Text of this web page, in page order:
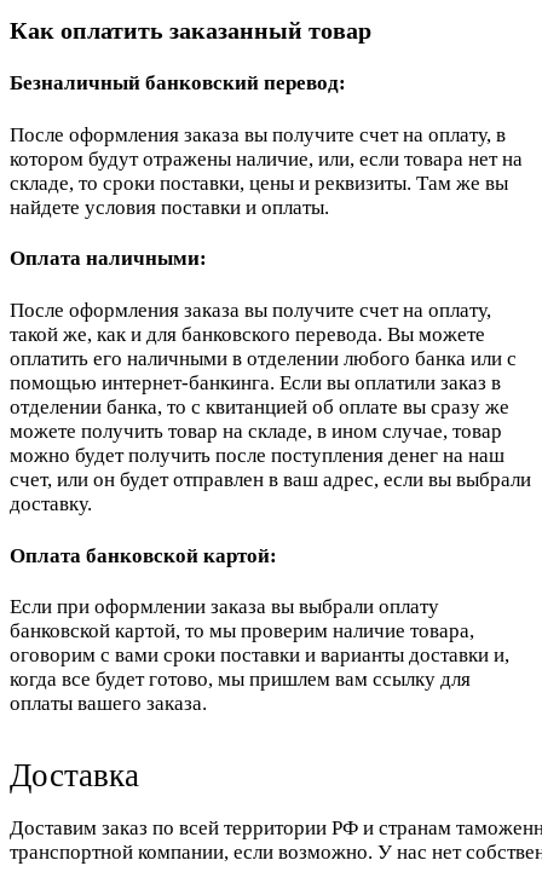
Как оплатить заказанный товар
Безналичный банковский перевод:
После оформления заказа вы получите счет на оплату, в
котором будут отражены наличие, или, если товара нет на
складе, то сроки поставки, цены и реквизиты. Там же вы
найдете условия поставки и оплаты.
Оплата наличными:
После оформления заказа вы получите счет на оплату,
такой же, как и для банковского перевода. Вы можете
оплатить его наличными в отделении любого банка или с
помощью интернет-банкинга. Если вы оплатили заказ в
отделении банка, то с квитанцией об оплате вы сразу же
можете получить товар на складе, в ином случае, товар
можно будет получить после поступления денег на наш
счет, или он будет отправлен в ваш адрес, если вы выбрали
доставку.
Оплата банковской картой:
Если при оформлении заказа вы выбрали оплату
банковской картой, то мы проверим наличие товара,
оговорим с вами сроки поставки и варианты доставки и,
когда все будет готово, мы пришлем вам ссылку для
оплаты вашего заказа.
Доставка
Доставим заказ по всей территории РФ и странам
транспортной компании, если возможно. У нас нет